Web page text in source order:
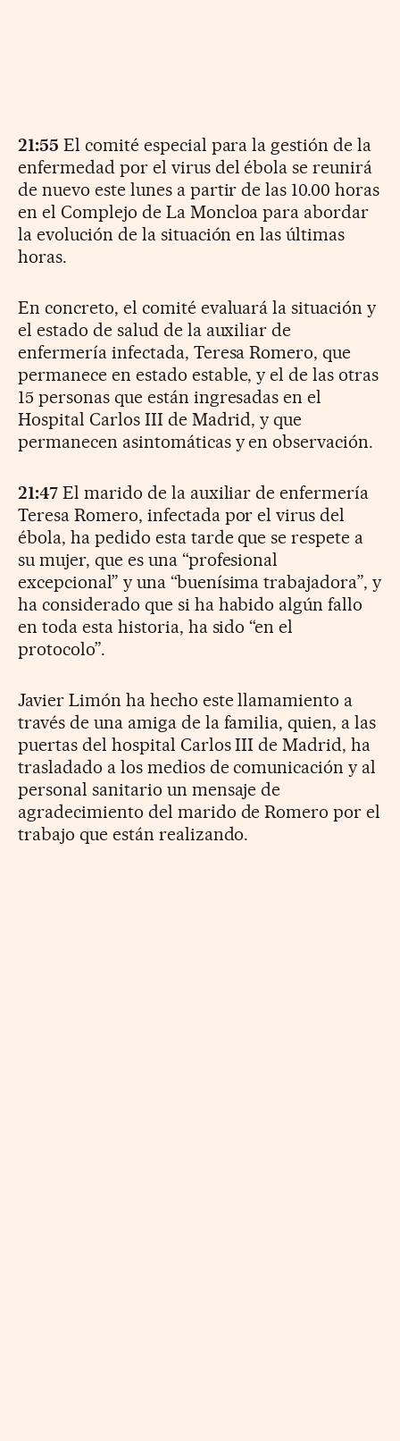
21:55 El comité especial para la gestión de la
enfermedad por el virus del ébola se reunirá
de nuevo este lunes a partir de las 10.00 horas
en el Complejo de La Moncloa para abordar
la evolución de la situación en las últimas
horas.
En concreto, el comité evaluará la situación y
el estado de salud de la auxiliar de
enfermería infectada, Teresa Romero, que
permanece en estado estable, y el de las otras
15 personas que están ingresadas en el
Hospital Carlos III de Madrid, y que
permanecen asintomáticas y en observación.
21:47El marido de la auxiliar de enfermería
Teresa Romero, infectada por el virus del
ébola, ha pedido esta tarde que se respete a
su mujer, que es una “profesional
excepcional” y una “buenísima trabajadora”, y
ha considerado que si ha habido algún fallo
en toda esta historia, ha sido “en el
protocolo”.
Javier Limón ha hecho este llamamiento a
través de una amiga de la familia, quien, a las
puertas del hospital Carlos III de Madrid, ha
trasladado a los medios de comunicación y al
personal sanitario un mensaje de
agradecimiento del marido de Romero por el
trabajo que están realizando.